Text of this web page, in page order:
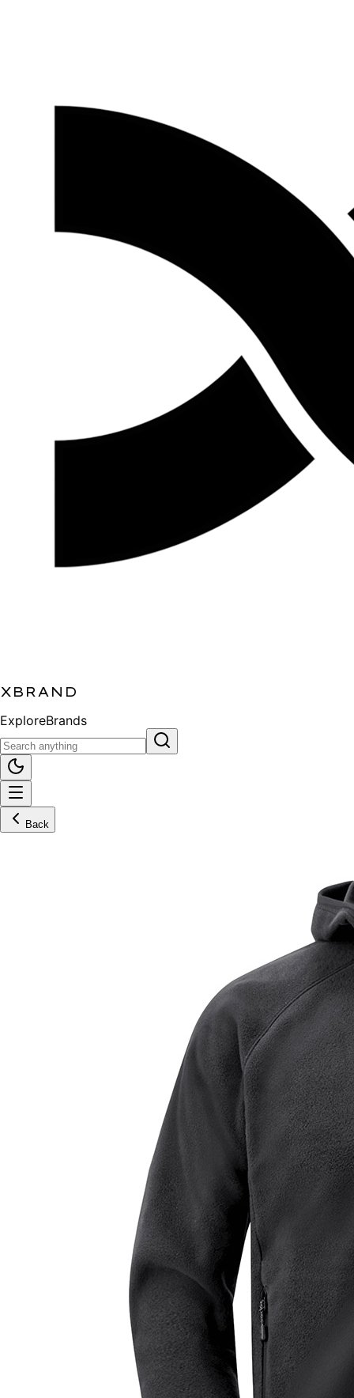
XBRAND
ExploreBrands
Back